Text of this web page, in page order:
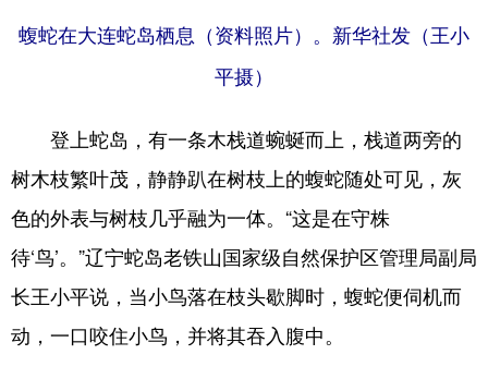
蝮蛇在大连蛇岛栖息（资料照片）。新华社发（王小
平摄）
登上蛇岛，有一条木栈道蜿蜒而上，栈道两旁的
树木枝繁叶茂，静静趴在树枝上的蝮蛇随处可见，灰
色的外表与树枝几乎融为一体。“这是在守株
待‘鸟’。”辽宁蛇岛老铁山国家级自然保护区管理局副局
长王小平说，当小鸟落在枝头歇脚时，蝮蛇便伺机而
动，一口咬住小鸟，并将其吞入腹中。